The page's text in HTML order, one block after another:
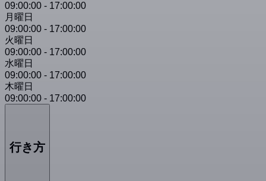
09:00:00 - 17:00:00
月曜日
09:00:00 - 17:00:00
火曜日
09:00:00 - 17:00:00
水曜日
09:00:00 - 17:00:00
木曜日
09:00:00 - 17:00:00
行き方